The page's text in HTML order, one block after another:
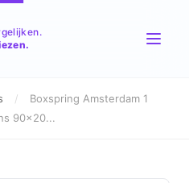
/
Boxspring Amsterdam 1
90x20...